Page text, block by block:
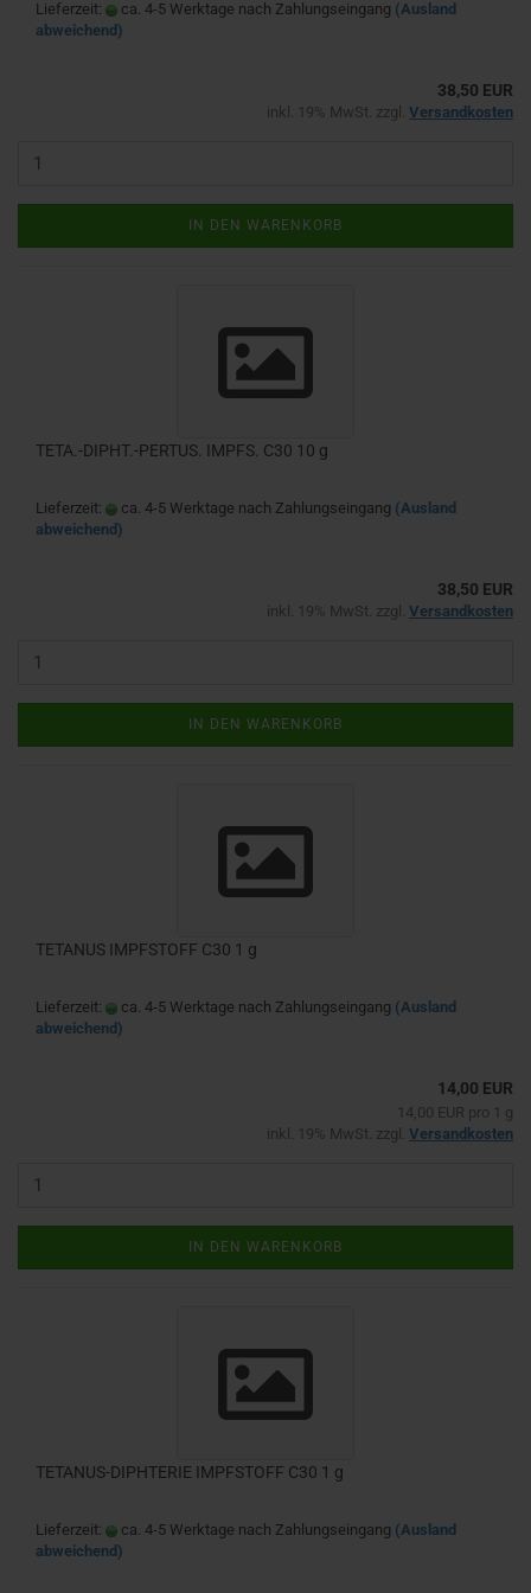
Lieferzeit: ca. 4-5 Werktage nach Zahlungseingang (Ausland
abweichend)
38,50 EUR
inkl. 19% MwSt. zzgl. Versandkosten
IN DEN WARENKORB
TETA.-DIPHT.-PERTUS. IMPFS. C30 10 g
Lieferzeit: ca. 4-5 Werktage nach Zahlungseingang (Ausland
abweichend)
38,50 EUR
inkl. 19% MwSt. zzgl. Versandkosten
IN DEN WARENKORB
TETANUS IMPFSTOFF C30 1 g
Lieferzeit: ca. 4-5 Werktage nach Zahlungseingang (Ausland
abweichend)
14,00 EUR
14,00 EUR pro 1 g
inkl. 19% MwSt. zzgl. Versandkosten
IN DEN WARENKORB
TETANUS-DIPHTERIE IMPFSTOFF C30 1 g
Lieferzeit: ca. 4-5 Werktage nach Zahlungseingang (Ausland
abweichend)